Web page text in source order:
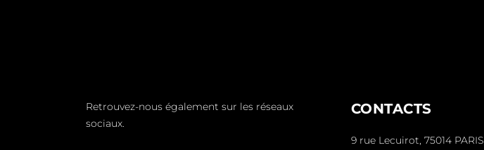
Retrouvez-nous également sur les réseaux
sociaux.
CONTACTS
9 rue Lecuirot, 75014 PARIS